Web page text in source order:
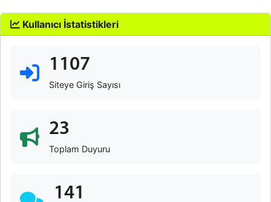
Kullanıcı İstatistikleri
1107
Siteye Giriş Sayısı
23
Toplam Duyuru
141